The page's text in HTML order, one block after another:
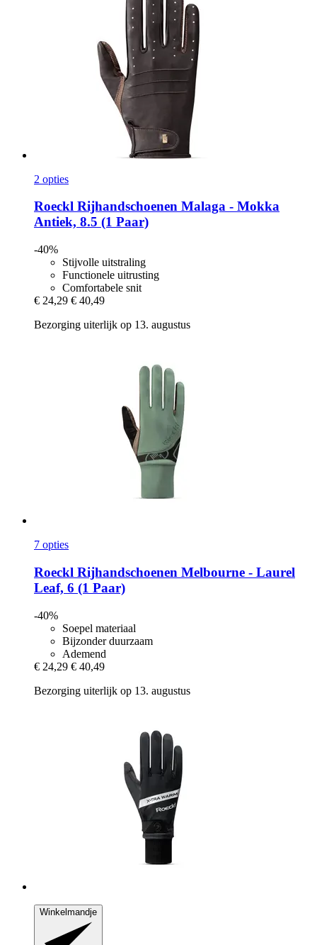
2 opties
Roeckl Rijhandschoenen Malaga -​ Mokka
Antiek, 8.5 (1 Paar)
-40%
Stijvolle uitstraling
Functionele uitrusting
Comfortabele snit
€ 24,29 € 40,49
Bezorging uiterlijk op 13. augustus
7 opties
Roeckl Rijhandschoenen Melbourne -​ Laurel
Leaf, 6 (1 Paar)
-40%
Soepel materiaal
Bijzonder duurzaam
Ademend
€ 24,29 € 40,49
Bezorging uiterlijk op 13. augustus
Winkelmandje